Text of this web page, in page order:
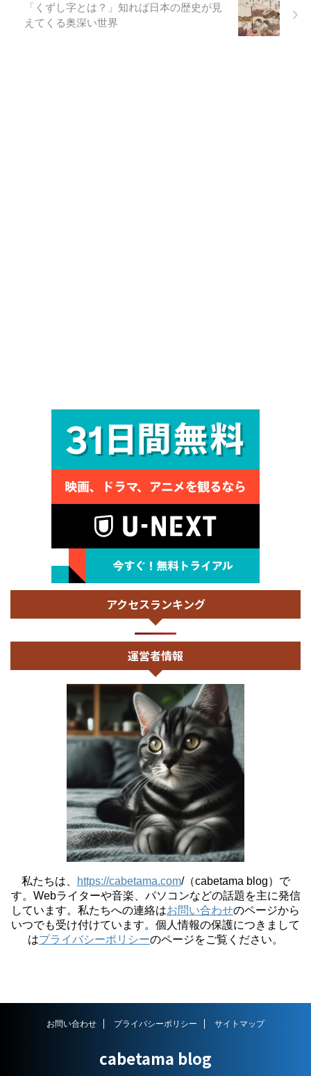
「くずし字とは？」知れば日本の歴史が見
えてくる奥深い世界
アクセスランキング
運営者情報
私たちは、 https://cabetama.com/（cabetama blog）で
す。 Webライターや音楽、パソコンなどの話題を主に発信
しています。私たちへの連絡はお問い合わせのページから
いつでも受け付けています。個人情報の保護につきまして
はプライバシーポリシーのページをご覧ください。
お問い合わせ プライバシーポリシー サイトマップ
cabetama blog